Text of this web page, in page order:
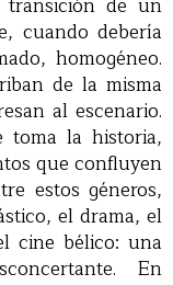
cuando debería
homogéneo.
de la misma
al escenario.
toma la historia,
que confluyen
estos géneros,
el drama, el
cine bélico: una
En